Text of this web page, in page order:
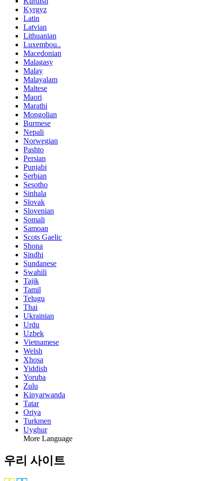
Kyrgyz
Latin
Latvian
Lithuanian
Luxembou..
Macedonian
Malagasy
Malay
Malayalam
Maltese
Maori
Marathi
Mongolian
Burmese
Nepali
Norwegian
Pashto
Persian
Punjabi
Serbian
Sesotho
Sinhala
Slovak
Slovenian
Somali
Samoan
Scots Gaelic
Shona
Sindhi
Sundanese
Swahili
Tajik
Tamil
Telugu
Thai
Ukrainian
Urdu
Uzbek
Vietnamese
Welsh
Xhosa
Yiddish
Yoruba
Zulu
Kinyarwanda
Tatar
Oriya
Turkmen
Uyghur
More Language
우리 사이트